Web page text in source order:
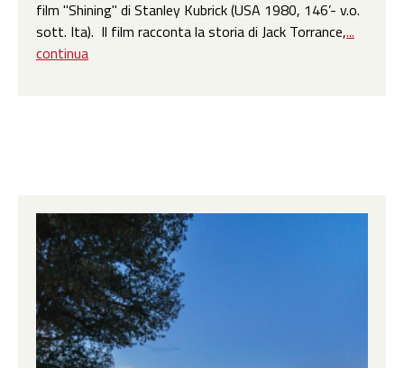
film "Shining" di Stanley Kubrick (USA 1980, 146’- v.o.
sott. Ita). Il film racconta la storia di Jack Torrance,...
continua